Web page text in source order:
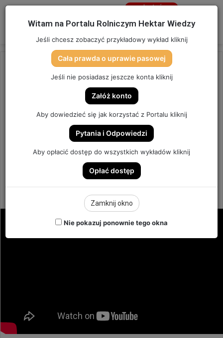
Menu
Jesteś
Strona główna/OSTATNIO DODANE
ZAPOWIEDŹ | POLIDAP +
KIZERYT, CZYLI NAWOŻENIE
KUKURYDZY 2.0.| ODCINEK #67
Witam na Portalu Rolniczym Hektar Wiedzy
Jeśli chcesz zobaczyć przykładowy wykład kliknij
Cała prawda o uprawie pasowej
Jeśli nie posiadasz jeszcze konta kliknij
Załóż konto
Aby dowiedzieć się jak korzystać z Portalu kliknij
Pytania i Odpowiedzi
Aby opłacić dostęp do wszystkich wykładów kliknij
Opłać dostęp
Zamknij okno
Nie pokazuj ponownie tego okna